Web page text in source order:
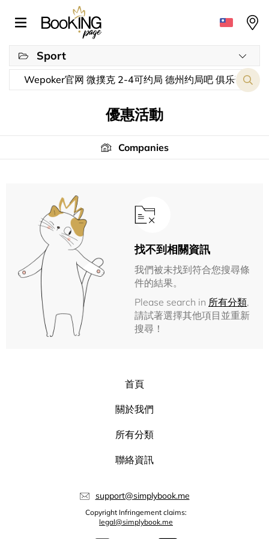
Sport
優惠活動
Companies
找不到相關資訊
我們被未找到符合您搜尋條
件的結果。
Please search in 所有分類,
請試著選擇其他項目並重新
搜尋！
首頁
關於我們
所有分類
聯絡資訊
support@simplybook.me
Copyright Infringement claims:
legal@simplybook.me